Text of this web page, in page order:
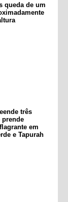
queda de um
três
prende
em
e Tapurah